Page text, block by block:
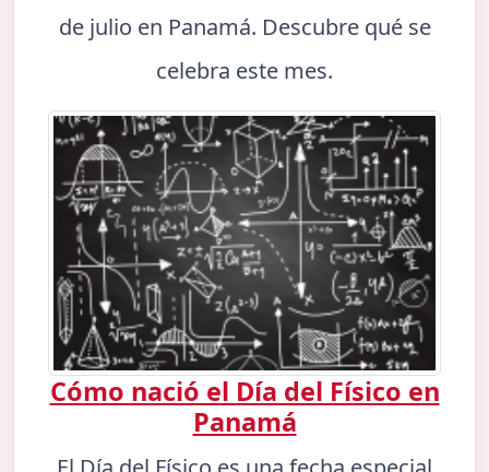
de julio en Panamá. Descubre qué se
celebra este mes.
Cómo nació el Día del Físico en
Panamá